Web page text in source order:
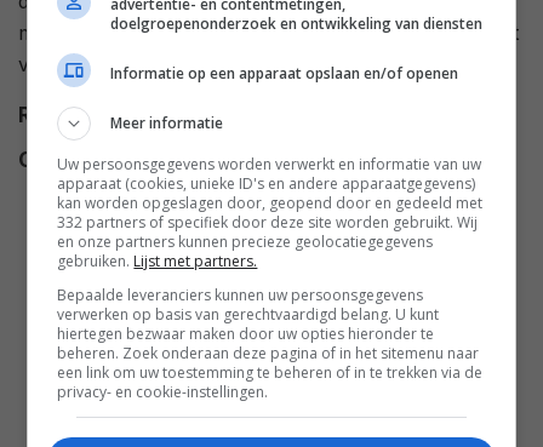
maar de ex-man merkt dat zijn gezin het doelwit wordt
van diens gewelddadige gedrag
Regie Rod Hardy
Cast
Deryl Hayes,Jerry Wasserman,
Freda Perry,Henry Winkler,
Stephanie Faracy,John Ritter,
Matthew Walker,Sam Mancuso
Stevie Vallance
Julianne Phillips ,Stephen
Dimopoulos,Caitlin Turner, Erik
Akai,Robert Metcalfe.
advertentie- en contentmetingen,
doelgroepenonderzoek en ontwikkeling van diensten
Informatie op een apparaat opslaan en/of openen
Meer informatie
Uw persoonsgegevens worden verwerkt en informatie van uw
apparaat (cookies, unieke ID's en andere apparaatgegevens)
kan worden opgeslagen door, geopend door en gedeeld met
332 partners of specifiek door deze site worden gebruikt. Wij
en onze partners kunnen precieze geolocatiegegevens
gebruiken. Lijst met partners.
Bepaalde leveranciers kunnen uw persoonsgegevens
verwerken op basis van gerechtvaardigd belang. U kunt
hiertegen bezwaar maken door uw opties hieronder te
beheren. Zoek onderaan deze pagina of in het sitemenu naar
een link om uw toestemming te beheren of in te trekken via de
privacy- en cookie-instellingen.